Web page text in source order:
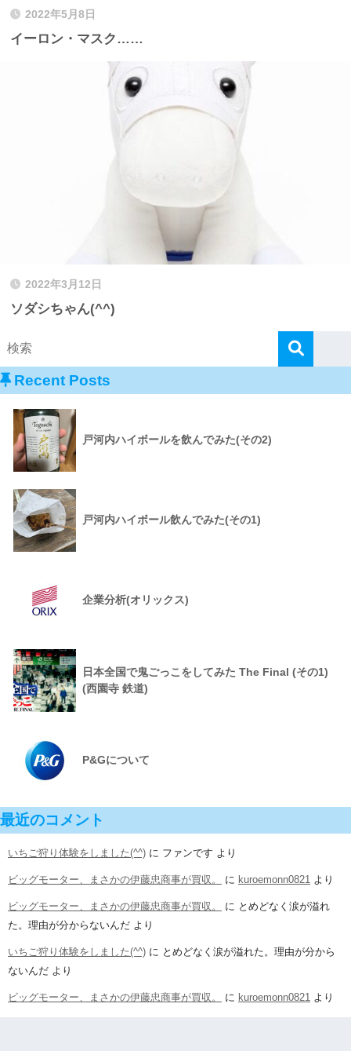
2022年5月8日
イーロン・マスク……
2022年3月12日
ソダシちゃん(^^)
Recent Posts
戸河内ハイボールを飲んでみた(その2)
戸河内ハイボール飲んでみた(その1)
企業分析(オリックス)
日本全国で鬼ごっこをしてみた The Final (その1)
(西園寺 鉄道)
P&Gについて
最近のコメント
いちご狩り体験をしました(^^) に ファンです より
ビッグモーター、まさかの伊藤忠商事が買収。 に kuroemonn0821 より
ビッグモーター、まさかの伊藤忠商事が買収。 に とめどなく涙が溢れ
た。理由が分からないんだ より
いちご狩り体験をしました(^^) に とめどなく涙が溢れた。理由が分から
ないんだ より
ビッグモーター、まさかの伊藤忠商事が買収。 に kuroemonn0821 より